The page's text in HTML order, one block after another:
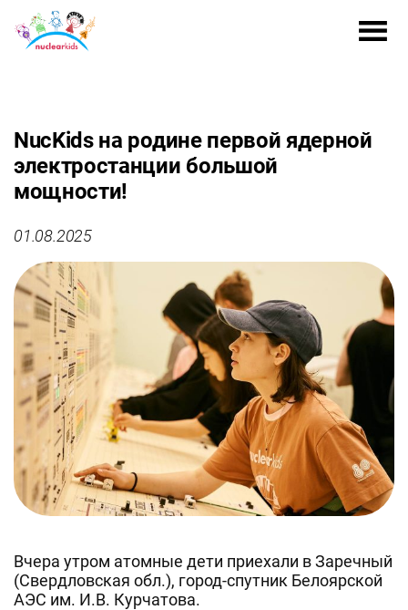
NucKids на родине первой ядерной
электростанции большой
мощности!
01.08.2025
Вчера утром атомные дети приехали в Заречный
(Свердловская обл.), город-спутник Белоярской
АЭС им. И.В. Курчатова.